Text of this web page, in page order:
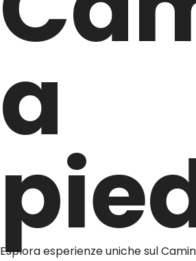
a
Esplora esperienze uniche sul